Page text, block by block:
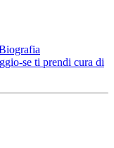
se ti prendi cura di